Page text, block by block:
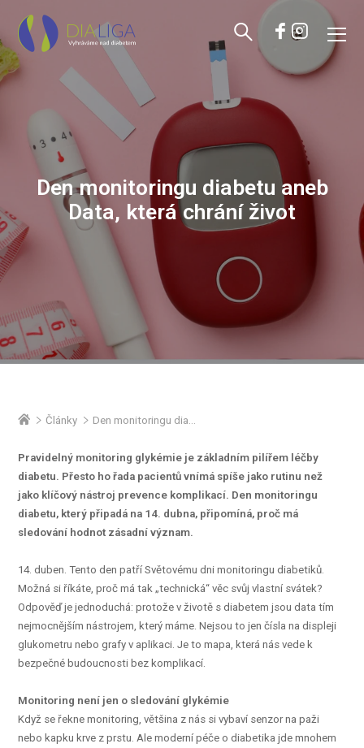
Den monitoringu diabetu aneb
Data, která chrání život
Články
Pravidelný monitoring glykémie je základním pilířem léčby
diabetu. Přesto ho řada pacientů vnímá spíše jako rutinu než
jako klíčový nástroj prevence komplikací. Den monitoringu
diabetu, který připadá na 14. dubna, připomíná, proč má
sledování hodnot zásadní význam.
14. duben. Tento den patří Světovému dni monitoringu diabetiků.
Možná si říkáte, proč má tak „technická“ věc svůj vlastní svátek?
Odpověď je jednoduchá: protože v životě s diabetem jsou data tím
nejmocnějším nástrojem, který máme. Nejsou to jen čísla na displeji
glukometru nebo grafy v aplikaci. Je to mapa, která nás vede k
bezpečné budoucnosti bez komplikací.
Monitoring není jen o sledování glykémie
Když se řekne monitoring, většina z nás si vybaví senzor na paži
nebo kapku krve z prstu. Ale moderní péče o diabetika jde mnohem